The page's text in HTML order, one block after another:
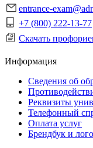
entrance-
+7 (800) 222-13-77
Скачать
Информация
Сведения об
Реквизиты
Телефонный
Оплата услуг
Брендбук и